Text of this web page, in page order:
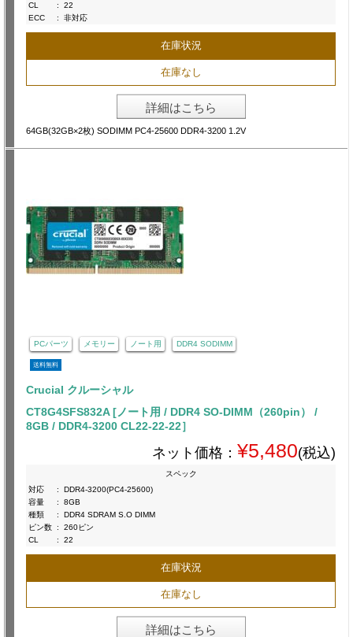
CL
:
22
ECC
: 非対応
在庫状況
在庫なし
詳細はこちら
64GB(32GB×2枚) SODIMM PC4-25600 DDR4-3200 1.2V
PCパーツ メモリー ノート用 DDR4 SODIMM
送料無料
Crucial クルーシャル
CT8G4SFS832A [ノート用 / DDR4 SO-DIMM（260pin） /
8GB / DDR4-3200 CL22-22-22］
ネット価格： ¥5,480(税込)
スペック
対応
:
DDR4-3200(PC4-25600)
容量
:
8GB
種類
:
DDR4 SDRAM S.O DIMM
ピン数 :
260ピン
CL
: 22
在庫状況
在庫なし
詳細はこちら